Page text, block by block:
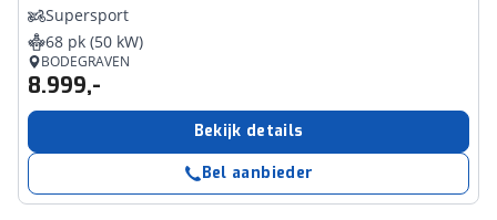
Supersport
68 pk (50 kW)
BODEGRAVEN
8.999,-
Bekijk details
Bel aanbieder